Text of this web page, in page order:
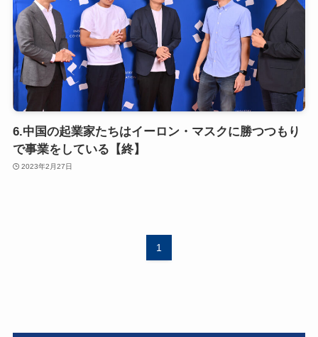
6.中国の起業家たちはイーロン・マスクに勝つつもり
で事業をしている【終】
2023年2月27日
1